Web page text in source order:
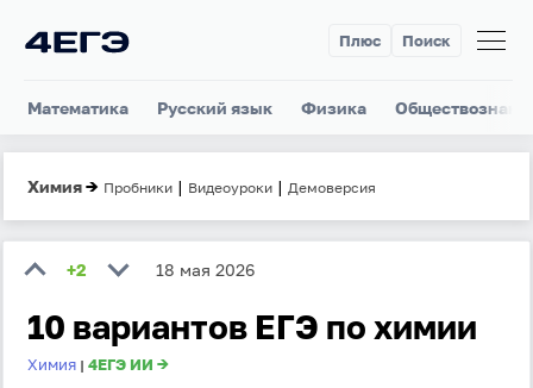
Плюс Поиск
Математика Русский язык Физика
Химия→ Пробники | Видеоуроки | Демоверсия
+2 18 мая 2026
10 вариантов ЕГЭ по химии
Химия | 4ЕГЭ ИИ →